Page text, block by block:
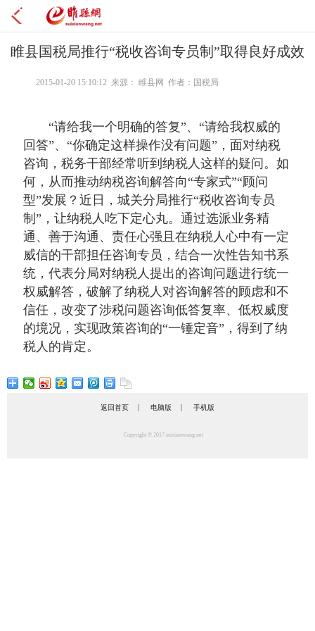
睢县国税局推行“税收咨询专员制”取得良好成效
2015-01-20 15:10:12 来源： 睢县网 作者：国税局
“请给我一个明确的答复”、“请给我权威的
回答”、“你确定这样操作没有问题”，面对纳税
咨询，税务干部经常听到纳税人这样的疑问。如
何，从而推动纳税咨询解答向“专家式”“顾问
型”发展？近日，城关分局推行“税收咨询专员
制”，让纳税人吃下定心丸。通过选派业务精
通、善于沟通、责任心强且在纳税人心中有一定
威信的干部担任咨询专员，结合一次性告知书系
统，代表分局对纳税人提出的咨询问题进行统一
权威解答，破解了纳税人对咨询解答的顾虑和不
信任，改变了涉税问题咨询低答复率、低权威度
的境况，实现政策咨询的“一锤定音”，得到了纳
税人的肯定。
返回首页 | 电脑版 | 手机版
Copyright © 2017 suixianwang.net